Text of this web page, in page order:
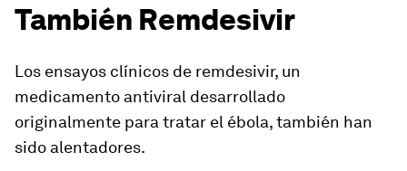
También Remdesivir
Los ensayos clínicos de remdesivir, un
medicamento antiviral desarrollado
originalmente para tratar el ébola, también han
sido alentadores.